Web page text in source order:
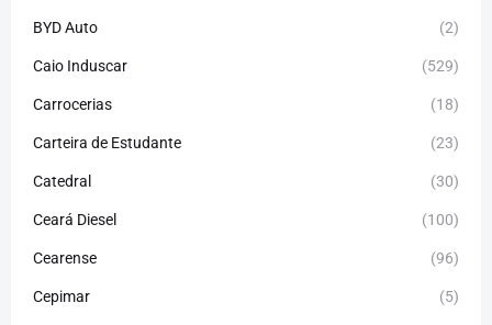
BYD Auto (2)
Caio Induscar (529)
Carrocerias (18)
Carteira de Estudante (23)
Catedral (30)
Ceará Diesel (100)
Cearense (96)
Cepimar (5)